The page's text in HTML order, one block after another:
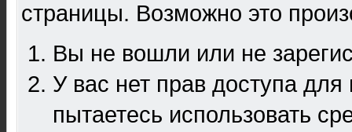
страницы. Возможно это
Вы не вошли или не
У вас нет прав доступа
пытаетесь использовать